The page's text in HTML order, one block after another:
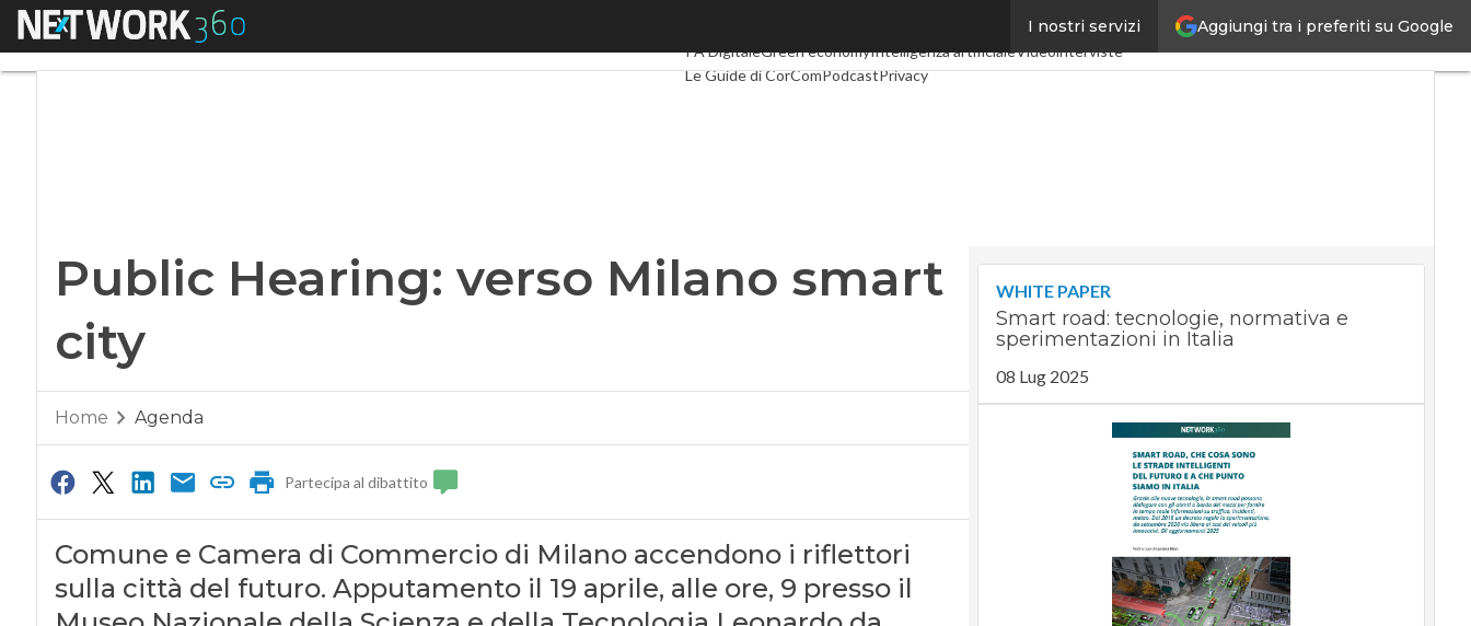
Aggiungi tra i preferiti su Google
I nostri servizi
Menu
SpacEconomy
PA DigitaleGreen economyIntelligenza artificialeVideointerviste
Le Guide di CorComPodcastPrivacy
Public Hearing: verso Milano smart
city
Home Agenda
Partecipa al dibattito
Comune e Camera di Commercio di Milano accendono i riflettori
sulla città del futuro. Apputamento il 19 aprile, alle ore, 9 presso il
WHITE PAPER
Smart road: tecnologie, normativa e
sperimentazioni in Italia
08 Lug 2025